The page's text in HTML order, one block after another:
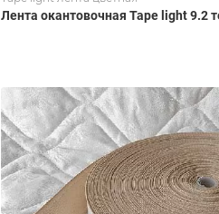
Лента окантовочная Tape light 9.2